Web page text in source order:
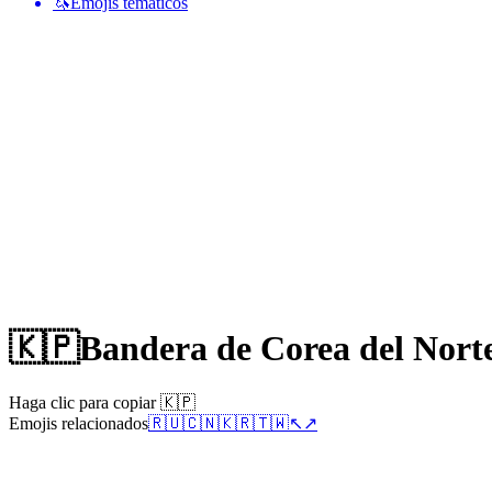
🇰🇵Bandera de Corea del
Haga clic para copiar 🇰🇵
Emojis relacionados🇷🇺🇨🇳🇰🇷🇹🇼↖️ ↗️